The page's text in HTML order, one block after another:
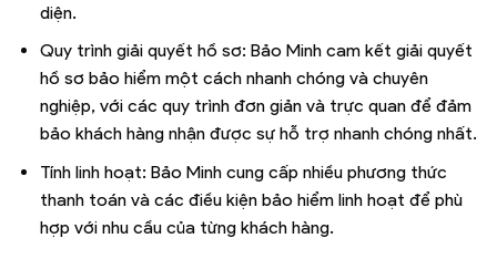
diện.
Quy trình giải quyết hồ sơ: Bảo Minh cam kết giải quyết
hồ sơ bảo hiểm một cách nhanh chóng và chuyên
nghiệp, với các quy trình đơn giản và trực quan để đảm
bảo khách hàng nhận được sự hỗ trợ nhanh chóng nhất.
Tính linh hoạt: Bảo Minh cung cấp nhiều phương thức
thanh toán và các điều kiện bảo hiểm linh hoạt để phù
hợp với nhu cầu của từng khách hàng.